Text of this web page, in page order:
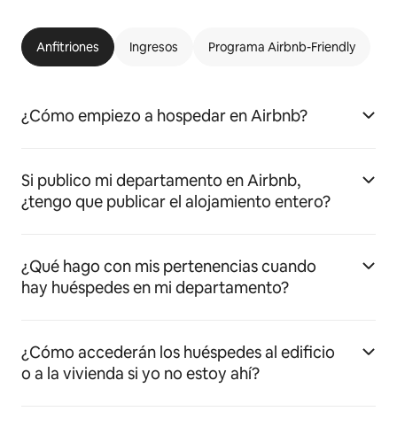
Anfitriones Ingresos Programa Airbnb-Friendly
¿Cómo empiezo a hospedar en Airbnb?
Si publico mi departamento en Airbnb,
¿tengo que publicar el alojamiento entero?
¿Qué hago con mis pertenencias cuando
hay huéspedes en mi departamento?
¿Cómo accederán los huéspedes al edificio
o a la vivienda si yo no estoy ahí?